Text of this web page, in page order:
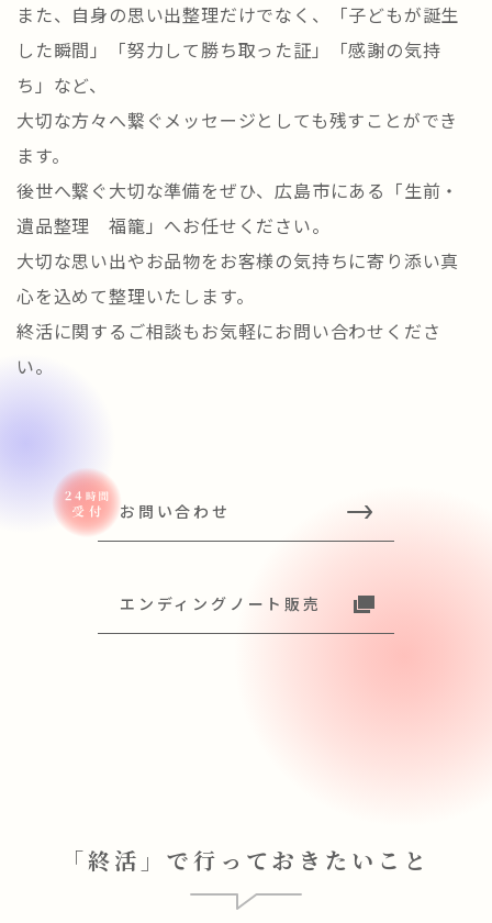
また、自身の思い出整理だけでなく、「子どもが誕生
した瞬間」「努力して勝ち取った証」「感謝の気持
ち」など、
大切な方々へ繋ぐメッセージとしても残すことができ
ます。
後世へ繋ぐ大切な準備をぜひ、広島市にある「生前・
遺品整理 福籠」へお任せください。
大切な思い出やお品物をお客様の気持ちに寄り添い真
心を込めて整理いたします。
終活に関するご相談もお気軽にお問い合わせくださ
い。
お問い合わせ
エンディングノート販売
「終活」で行っておきたいこと